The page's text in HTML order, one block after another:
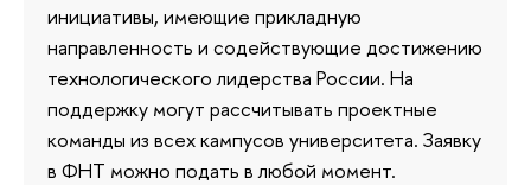
инициативы, имеющие прикладную
направленность и содействующие достижению
технологического лидерства России. На
поддержку могут рассчитывать проектные
команды из всех кампусов университета. Заявку
в ФНТ можно подать в любой момент.